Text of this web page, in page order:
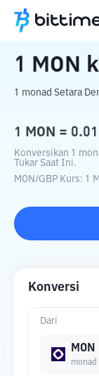
Beranda
1 MON
1 monad Setara
1 MON =
Konversikan 1
Tukar Saat Ini.
MON/GBP Kurs: 1
Konversi
Dari
MON
monad